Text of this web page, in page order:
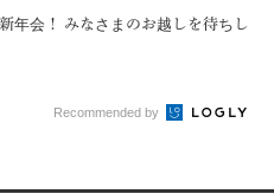
年会！ みなさまのお越しを待ちし
Recommended by